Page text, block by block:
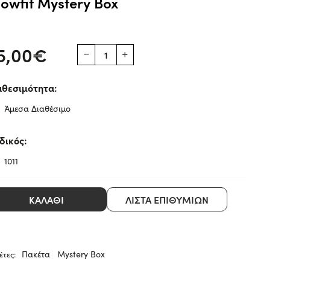
Άμεσα Διαθέσιμο
1011
ΚΑΛΆΘΙ ΛΊΣΤΑ ΕΠΙΘΥΜΙΏΝ
Πακέτα Mystery Box